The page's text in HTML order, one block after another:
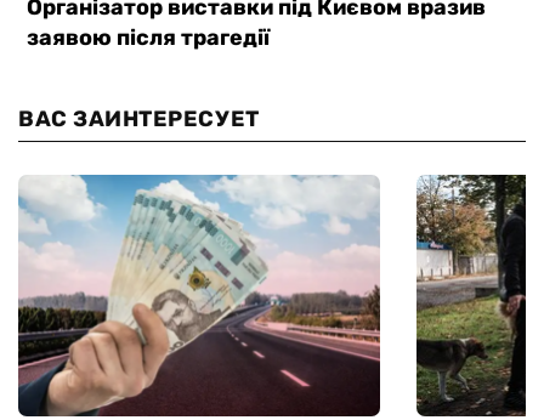
ВАС ЗАИНТЕРЕСУЕТ